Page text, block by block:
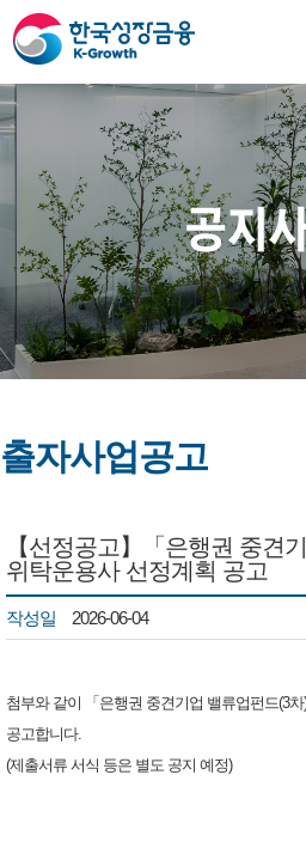
공지
출자사업공고
【선정공고】「은행권 중견
위탁운용사 선정계획 공고
작성일 2026-06-04
첨부와 같이 「은행권 중견기업 밸류업펀드(3
공고합니다.
(제출서류 서식 등은 별도 공지 예정)